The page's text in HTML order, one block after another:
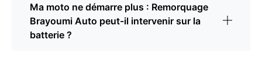
Ma moto ne démarre plus : Remorquage
Brayoumi Auto peut-il intervenir sur la
batterie ?